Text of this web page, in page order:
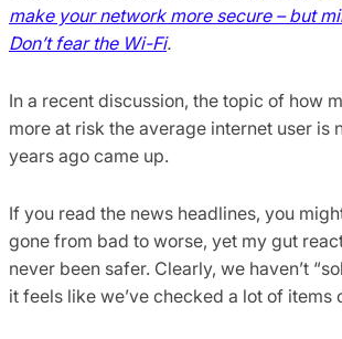
make your network more secure – but
Don’t fear the Wi-Fi.
In a recent discussion, the topic of how
more at risk the average internet user is
years ago came up.
If you read the news headlines, you
gone from bad to worse, yet my gut
never been safer. Clearly, we haven’t
it feels like we’ve checked a lot of items